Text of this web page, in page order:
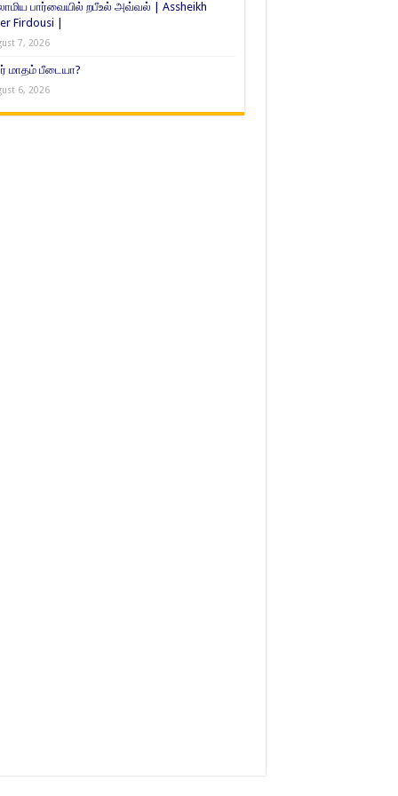
பார்வையில் றபீஉல் அவ்வல் | Assheikh
Firdousi |
7, 2026
மாதம் பீடையா?
6, 2026